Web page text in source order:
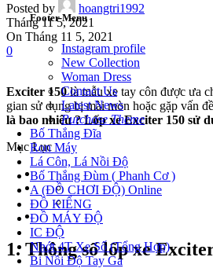
Footer Menu
Instagram profile
New Collection
Woman Dress
Contact Us
Latest News
Purchase Theme
Bố Thắng Đĩa
Ron Máy
Lá Côn, Lá Nồi Độ
Bố Thắng Đùm ( Phanh Cơ )
A (ĐỒ CHƠI ĐỘ) Online
ĐỒ KIỂNG
ĐỒ MÁY ĐỘ
IC ĐỘ
Nhớt 4T Xe Số (Tổng Hợp)
Bi Nồi Độ Tay Ga
Posted by
hoangtri1992
Tháng 11 5, 2021
On Tháng 11 5, 2021
0
Exciter 150là mẫu xe tay côn được ưa
gian sử dụng bị mài mòn hoặc gặp vấn
là bao nhiêu ? Lốp xe Exciter 150 sử
Mục Lục
1. Thông số lốp xe